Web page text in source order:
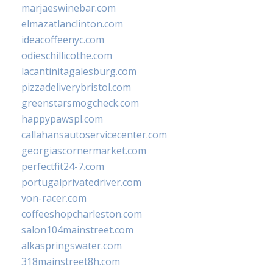
marjaeswinebar.com
elmazatlanclinton.com
ideacoffeenyc.com
odieschillicothe.com
lacantinitagalesburg.com
pizzadeliverybristol.com
greenstarsmogcheck.com
happypawspl.com
callahansautoservicecenter.com
georgiascornermarket.com
perfectfit24-7.com
portugalprivatedriver.com
von-racer.com
coffeeshopcharleston.com
salon104mainstreet.com
alkaspringswater.com
318mainstreet8h.com